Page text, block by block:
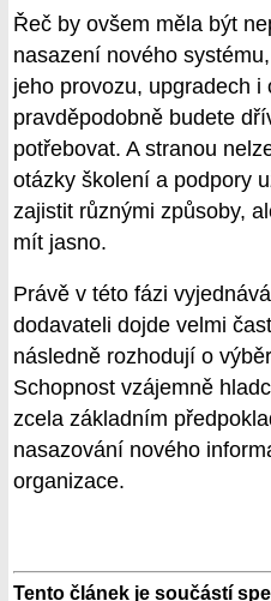
Řeč by ovšem měla být
nasazení nového
jeho provozu, upgradech
pravděpodobně budete
potřebovat. A stranou
otázky školení a podpory
zajistit různými způsoby,
mít jasno.
Právě v této fázi
dodavateli dojde velmi
následně rozhodují o
Schopnost vzájemně
zcela základním
nasazování nového
organizace.
Tento článek je součástí